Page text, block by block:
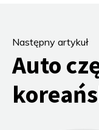
Następny artykuł
Auto